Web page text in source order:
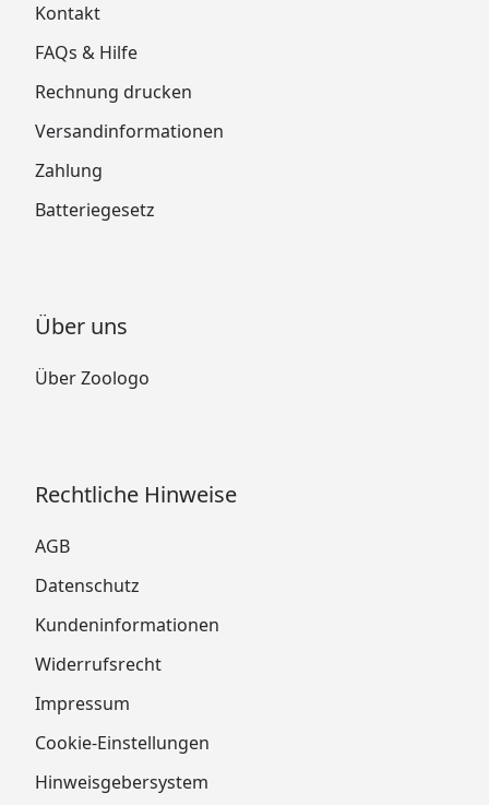
Kontakt
FAQs & Hilfe
Rechnung drucken
Versandinformationen
Zahlung
Batteriegesetz
Über uns
Über Zoologo
Rechtliche Hinweise
AGB
Datenschutz
Kundeninformationen
Widerrufsrecht
Impressum
Cookie-Einstellungen
Hinweisgebersystem